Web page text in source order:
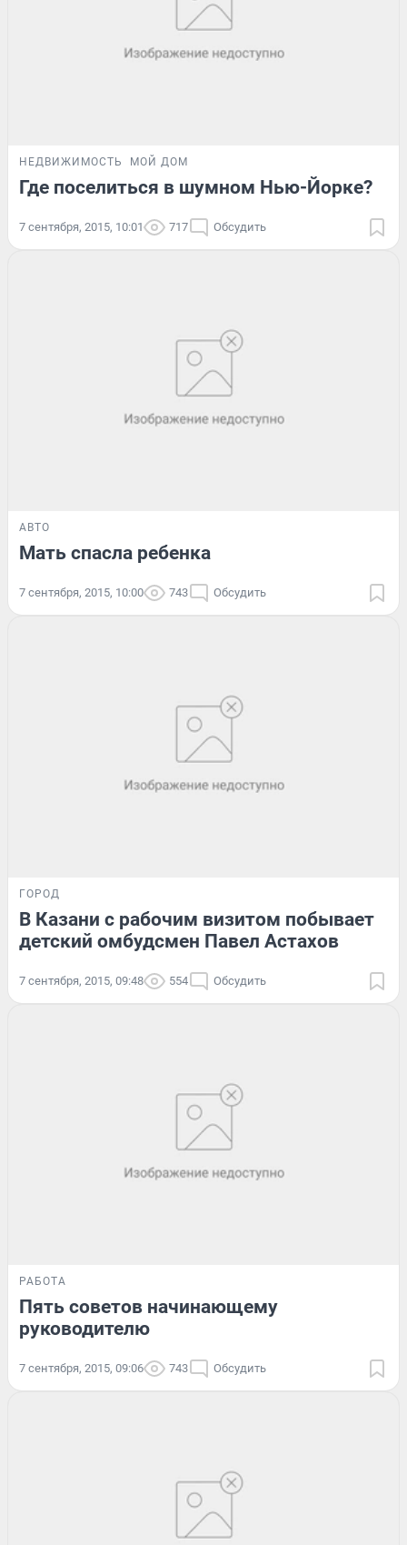
НЕДВИЖИМОСТЬ МОЙ ДОМ
Где поселиться в шумном Нью-Йорке?
7 сентября, 2015, 10:01 717 Обсудить
АВТО
Мать спасла ребенка
7 сентября, 2015, 10:00 743 Обсудить
ГОРОД
В Казани с рабочим визитом побывает
детский омбудсмен Павел Астахов
7 сентября, 2015, 09:48 554 Обсудить
РАБОТА
Пять советов начинающему
руководителю
7 сентября, 2015, 09:06 743 Обсудить